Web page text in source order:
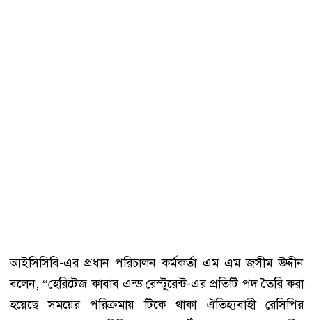
আইসিসিবি-এর প্রধান পরিচালন কর্মকর্তা এম এম জসীম উদ্দীন
বলেন, “হেরিটেজ কাবাব এন্ড রেস্টুরেন্ট-এর প্রতিটি পদ তৈরি করা
হয়েছে সময়ের পরিক্রমায় টিকে থাকা ঐতিহ্যবাহী রেসিপির